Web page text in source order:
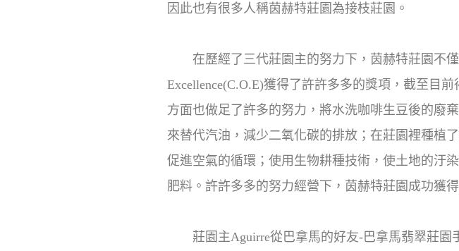
因此也有很多人稱茵赫特莊園為接枝莊園。
在歷經了三代莊園主的努力下，茵赫特莊園不僅
Excellence(C.O.E)獲得了許許多多的獎項，截至目
方面也做足了許多的努力，將水洗咖啡生豆後的廢
來替代汽油，減少二氧化碳的排放；在莊園裡種植
促進空氣的循環；使用生物耕種技術，使土地的汙
肥料。許許多多的努力經營下，茵赫特莊園成功獲
莊園主Aguirre從巴拿馬的好友-巴拿馬翡翠莊園